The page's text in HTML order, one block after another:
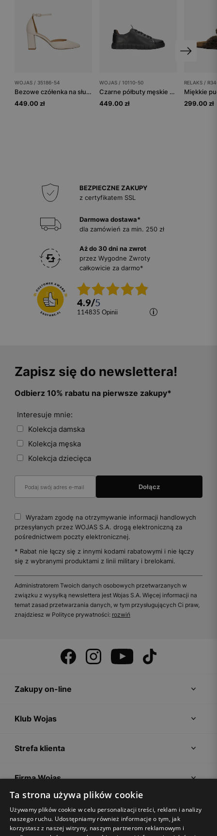
WOJAS / 35186-54
Bezowe czółenka na słupku z zapięciem wokół kostki
449.00 zł
WOJAS / 10110-50
Czarne półbuty męskie typu trampki ze skóry licowej
449.00 zł
RELAKS /
299.00 zł
BEZPIECZNE ZAKUPY
z certyfikatem SSL
Darmowa dostawa*
dla zamówień za min. 250 zł
Aż do 30 dni na zwrot
przez Wygodne Zwroty
całkowicie za darmo*
4.9/5
114835 opinii
Zapisz się do newslettera!
Odbierz 10% rabatu na pierwsze zakupy*
Interesuje mnie:
Kolekcja damska
Kolekcja męska
Kolekcja dziecięca
Wyrażam zgodę na otrzymywanie informacji handlowych
przesyłanych przez WOJAS S.A. drogą elektroniczną za
pośrednictwem poczty elektronicznej.
* Rabat nie łączy się z innymi kodami rabatowymi i nie łączy
się z wybranymi produktami z linii military i brelokami.
Administratorem Twoich danych osobowych przetwarzanych w
związku z wysyłką newslettera jest Wojas S.A. Więcej informacji na
temat zasad przetwarzania danych, w tym przysługujących Ci praw,
znajdziesz w Polityce prywatności: rozwiń
Zakupy on-line
Klub Wojas
Strefa klienta
Firma Wojas
Porady
Ta strona używa plików cookie
Używamy plików cookie w celu personalizacji treści, reklam i analizy
naszego ruchu. Udostępniamy również informacje o tym, jak
korzystasz z naszej witryny, naszym partnerom reklamowym i